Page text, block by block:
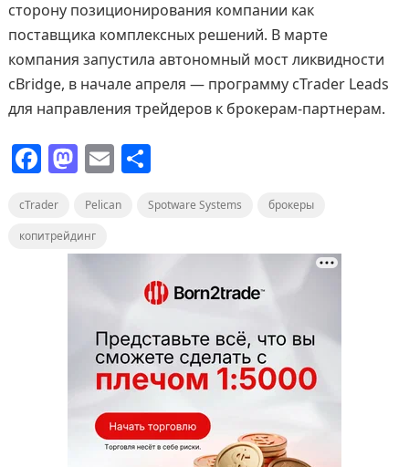
сторону позиционирования компании как
поставщика комплексных решений. В марте
компания запустила автономный мост ликвидности
cBridge, в начале апреля — программу cTrader Leads
для направления трейдеров к брокерам-партнерам.
F
c
e
M
st
o
d
E
ai
l
О
п
р
а
в
и
т
ь
cTrader Pelican Spotware Systems
брокеры
копитрейдинг